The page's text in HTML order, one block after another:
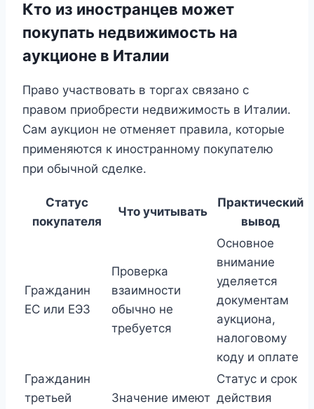
Кто из иностранцев может
покупать недвижимость на
аукционе в Италии
Право участвовать в торгах связано с
правом приобрести недвижимость в Италии.
Сам аукцион не отменяет правила, которые
применяются к иностранному покупателю
при обычной сделке.
Статус
покупателя
Что учитывать
Практический
вывод
Гражданин
ЕС или ЕЭЗ
Проверка
взаимности
обычно не
требуется
Основное
внимание
уделяется
документам
аукциона,
налоговому
коду и оплате
Гражданин
третьей
Значение имеют
Статус и срок
действия